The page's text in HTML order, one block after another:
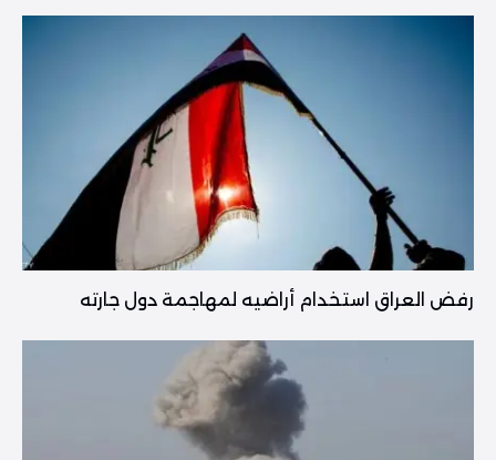
رفض العراق استخدام أراضيه لمهاجمة دول جارته